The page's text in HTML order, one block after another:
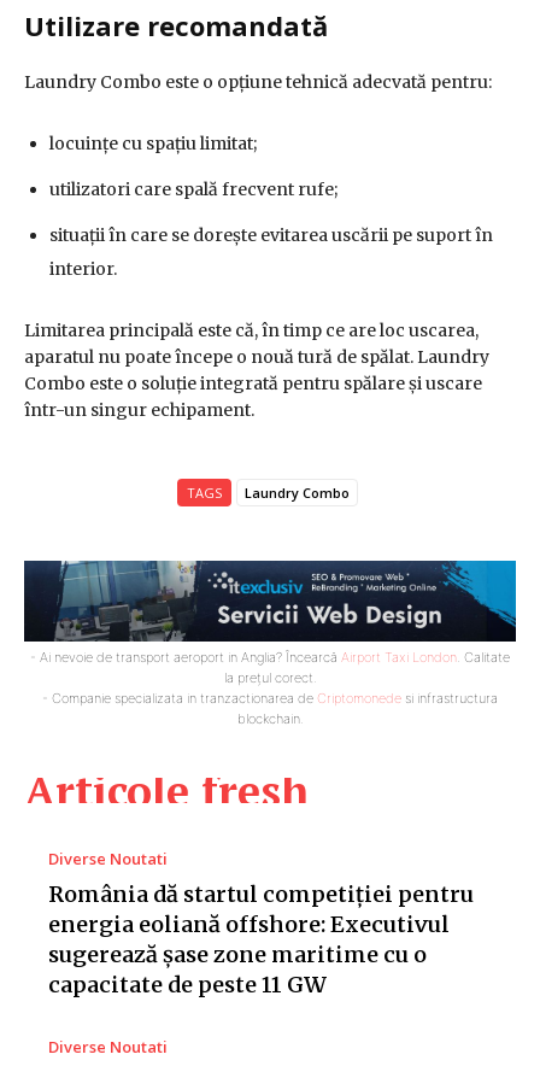
Articole fresh
Diverse Noutati
România dă startul competiției pentru
energia eoliană offshore: Executivul
sugerează șase zone maritime cu o
capacitate de peste 11 GW
Diverse Noutati
Utilizare recomandată
Laundry Combo este o opțiune tehnică adecvată pentru:
locuințe cu spațiu limitat;
utilizatori care spală frecvent rufe;
situații în care se dorește evitarea uscării pe suport în
interior.
Limitarea principală este că, în timp ce are loc uscarea,
aparatul nu poate începe o nouă tură de spălat. Laundry
Combo este o soluție integrată pentru spălare și uscare
într-un singur echipament.
TAGS Laundry Combo
- Ai nevoie de transport aeroport in Anglia? Încearcă Airport Taxi London. Calitate
la prețul corect.
- Companie specializata in tranzactionarea de Criptomonede si infrastructura
blockchain.